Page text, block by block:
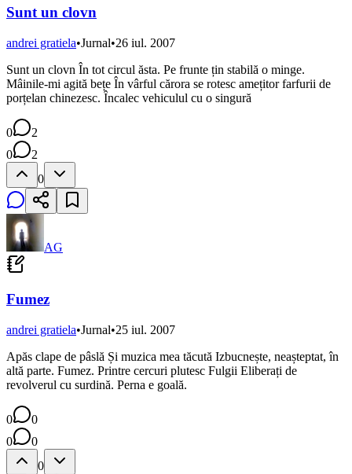
Sunt un clovn
andrei gratiela•Jurnal•26 iul. 2007
Sunt un clovn În tot circul ăsta. Pe frunte țin stabilă o minge.
Mâinile-mi agită bețe În vârful cărora se rotesc amețitor farfurii de
porțelan chinezesc. Încalec vehiculul cu o singură
0
2
0
2
0
AG
Fumez
andrei gratiela•Jurnal•25 iul. 2007
Apăs clape de pâslă Și muzica mea tăcută Izbucnește, neașteptat, în
altă parte. Fumez. Printre cercuri plutesc Fulgii Eliberați de
revolverul cu surdină. Perna e goală.
0
0
0
0
0